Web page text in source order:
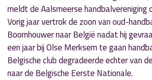
« Vorig nieuwsbericht
Sportuitslagen 20 en 21 mei
21 mei 2017
21 mei 2017
meldt de Aalsmeerse handbalvereniging
Vorig jaar vertrok de zoon van oud-
Boomhouwer naar België nadat hij
een jaar bij Olse Merksem te gaan
Belgische club degradeerde echter van
naar de Belgische Eerste Nationale.